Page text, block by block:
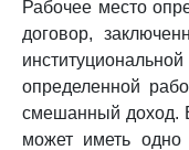
Рабочее место
договор,
определенной
смешанный доход.
может иметь одно